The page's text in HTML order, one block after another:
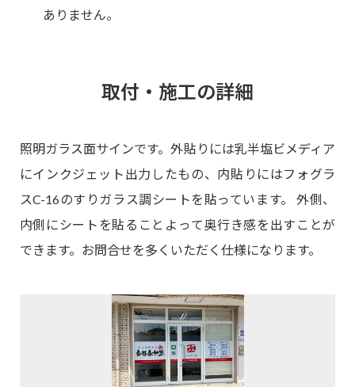
ありません。
取付・施工の詳細
照明ガラス面サインです。外貼りには乳半塩ビメディア
にインクジェット出力したもの、内貼りにはフォグラ
スC-16のすりガラス調シートを貼っています。 外側、
内側にシートを貼ることよって奥行き感を出すことが
できます。お問合せを多くいただく仕様になります。